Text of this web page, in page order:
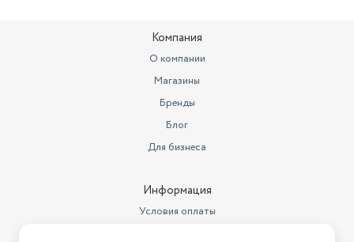
Компания
О компании
Магазины
Бренды
Блог
Для бизнеса
Информация
Условия оплаты